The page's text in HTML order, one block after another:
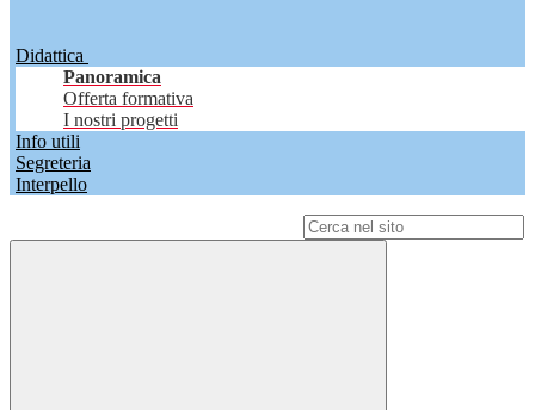
Didattica
Panoramica
Offerta formativa
I nostri progetti
Info utili
Segreteria
Interpello